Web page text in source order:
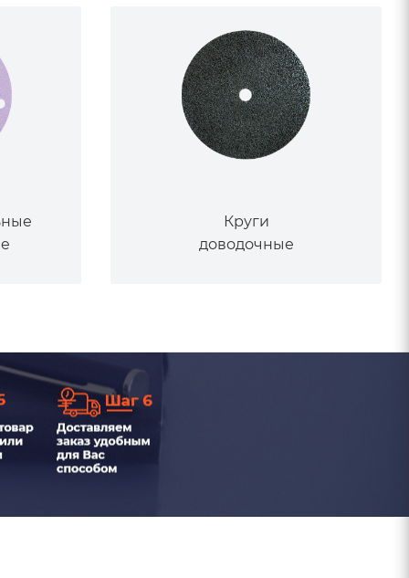
Круги
доводочные